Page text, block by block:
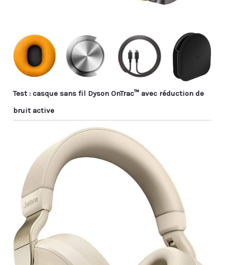
Test : casque sans fil Dyson OnTrac™ avec réduction de
bruit active